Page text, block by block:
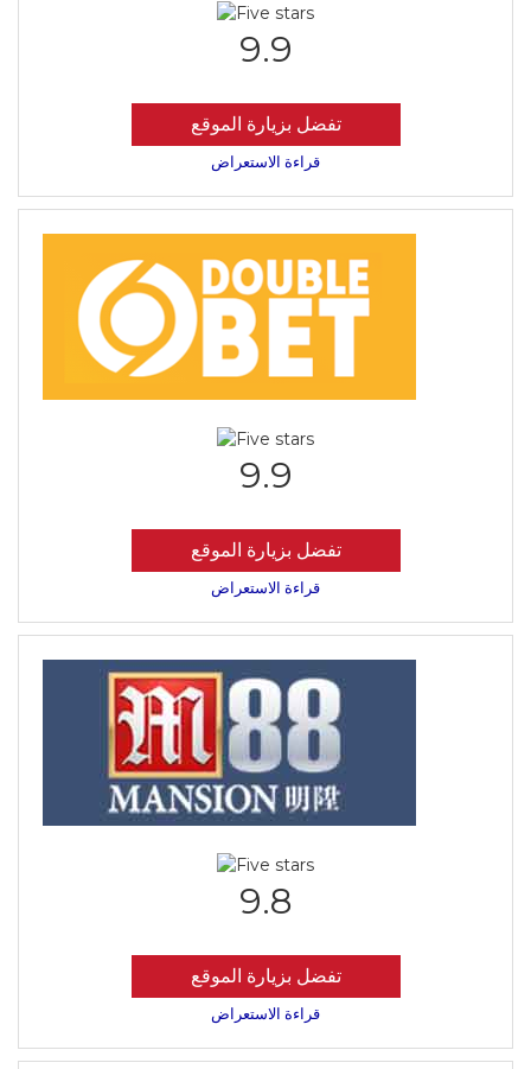
9.9
تفضل بزيارة الموقع
قراءة الاستعراض
9.9
تفضل بزيارة الموقع
قراءة الاستعراض
9.8
تفضل بزيارة الموقع
قراءة الاستعراض